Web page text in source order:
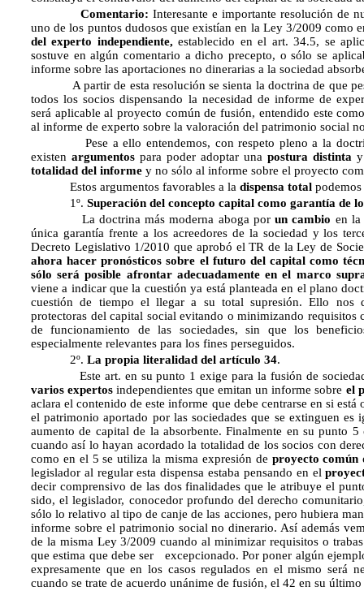
Comentario: Interesante e importante resolución de
uno de los puntos dudosos que existían en la Ley 3/2009 como
del experto independiente,establecido en el art. 34.5, se
sostuve en algún comentario a dicho precepto, o sólo se
informe sobre las aportaciones no dinerarias a la sociedad
A partir de esta resolución se sienta la doctrina de que
todos los socios dispensando la necesidad de informe de
será aplicable al proyecto común de fusión, entendido este
al informe de experto sobre la valoración del patrimonio social
Pese a ello entendemos, con respeto pleno a la
existen argumentospara poder adoptar una postura distintay
totalidad del informe y no sólo al informe sobre el proyecto
Estos argumentos favorables a la dispensa total
1º. Superación del concepto capital como garantía de
La doctrina más moderna aboga porun cambio en la
única garantía frente a los acreedores de la sociedad y los
Decreto Legislativo 1/2010 que aprobó el TR de la Ley de
ahora hacer pronósticos sobre el futuro del capital como
sólo será posible afrontar adecuadamente en el marco
viene a indicar que la cuestión ya está planteada en el plano
cuestión de tiempo el llegar a su total supresión. Ello nos
protectoras del capital social evitando o minimizando requisitos
de funcionamiento de las sociedades, sin que los
especialmente relevantes para los fines perseguidos.
2º. La propia literalidad del artículo 34.
Este art. en su punto 1 exige para la fusión de
varios expertos independientes que emitan un informe sobre el
aclara el contenido de este informe que debe centrarse en si
el patrimonio aportado por las sociedades que se extinguen
aumento de capital de la absorbente. Finalmente en su punto 5
cuando así lo hayan acordado la totalidad de los socios con
como en el 5 se utiliza la misma expresión de proyecto común
legislador al regular esta dispensa estaba pensando en el
decir comprensivo de las dos finalidades que le atribuye el
sido, el legislador, conocedor profundo del derecho
sólo lo relativo al tipo de canje de las acciones, pero hubiera
informe sobre el patrimonio social no dinerario. Así además
de la misma Ley 3/2009 cuando al minimizar requisitos o
que estima que debe ser excepcionado. Por poner algún
expresamente que en los casos regulados en el mismo será
cuando se trate de acuerdo unánime de fusión, el 42 en su